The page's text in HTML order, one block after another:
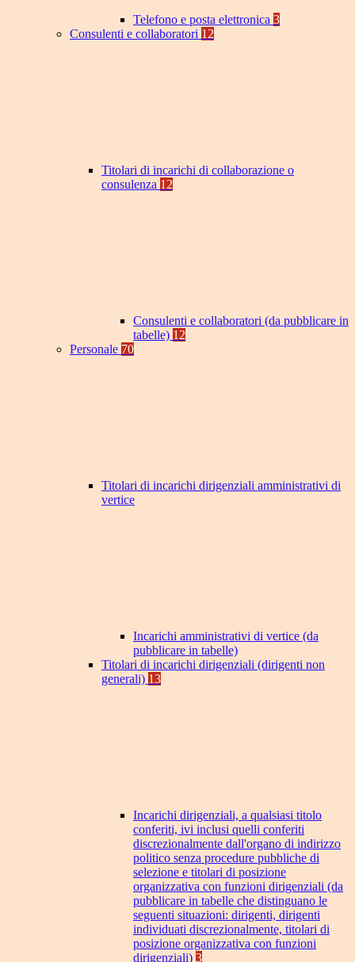
Telefono e posta elettronica 3
Consulenti e collaboratori 12
Titolari di incarichi di collaborazione o
consulenza 12
Consulenti e collaboratori (da pubblicare in
tabelle) 12
Personale 70
Titolari di incarichi dirigenziali amministrativi di
vertice
Incarichi amministrativi di vertice (da
pubblicare in tabelle)
Titolari di incarichi dirigenziali (dirigenti non
generali) 13
Incarichi dirigenziali, a qualsiasi titolo
conferiti, ivi inclusi quelli conferiti
discrezionalmente dall'organo di indirizzo
politico senza procedure pubbliche di
selezione e titolari di posizione
organizzativa con funzioni dirigenziali (da
pubblicare in tabelle che distinguano le
seguenti situazioni: dirigenti, dirigenti
individuati discrezionalmente, titolari di
posizione organizzativa con funzioni
dirigenziali) 3